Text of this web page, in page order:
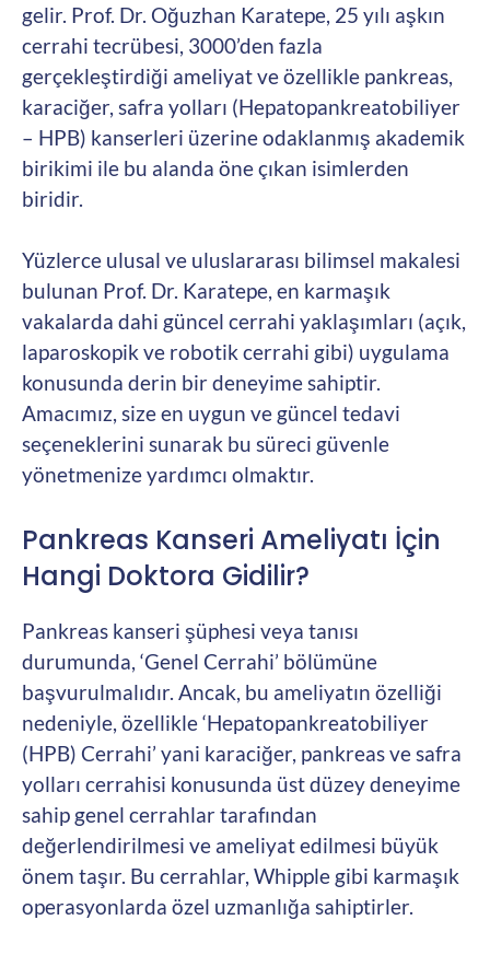
gelir. Prof. Dr. Oğuzhan Karatepe, 25 yılı aşkın
cerrahi tecrübesi, 3000’den fazla
gerçekleştirdiği ameliyat ve özellikle pankreas,
karaciğer, safra yolları (Hepatopankreatobiliyer
– HPB) kanserleri üzerine odaklanmış akademik
birikimi ile bu alanda öne çıkan isimlerden
biridir.
Yüzlerce ulusal ve uluslararası bilimsel makalesi
bulunan Prof. Dr. Karatepe, en karmaşık
vakalarda dahi güncel cerrahi yaklaşımları (açık,
laparoskopik ve robotik cerrahi gibi) uygulama
konusunda derin bir deneyime sahiptir.
Amacımız, size en uygun ve güncel tedavi
seçeneklerini sunarak bu süreci güvenle
yönetmenize yardımcı olmaktır.
Pankreas Kanseri Ameliyatı İçin
Hangi Doktora Gidilir?
Pankreas kanseri şüphesi veya tanısı
durumunda, ‘Genel Cerrahi’ bölümüne
başvurulmalıdır. Ancak, bu ameliyatın özelliği
nedeniyle, özellikle ‘Hepatopankreatobiliyer
(HPB) Cerrahi’ yani karaciğer, pankreas ve safra
yolları cerrahisi konusunda üst düzey deneyime
sahip genel cerrahlar tarafından
değerlendirilmesi ve ameliyat edilmesi büyük
önem taşır. Bu cerrahlar, Whipple gibi karmaşık
operasyonlarda özel uzmanlığa sahiptirler.